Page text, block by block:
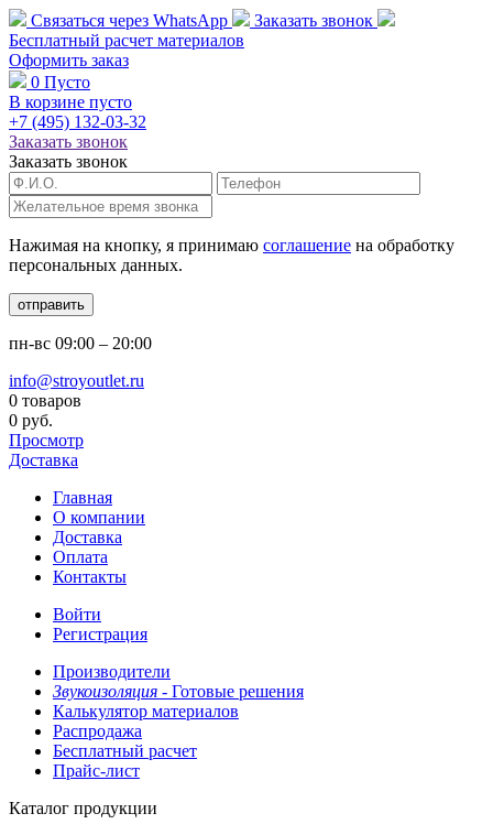
Связаться через WhatsApp
Заказать звонок
Бесплатный расчет материалов
Оформить заказ
0 Пусто
В корзине пусто
+7 (495) 132-03-32
Заказать звонок
Заказать звонок
Нажимая на кнопку, я принимаю соглашение на обработку
персональных данных.
отправить
пн-вс 09:00 – 20:00
info@stroyoutlet.ru
0 товаров
0 руб.
Просмотр
Доставка
Главная
О компании
Доставка
Оплата
Контакты
Войти
Регистрация
Производители
Звукоизоляция - Готовые решения
Калькулятор материалов
Распродажа
Бесплатный расчет
Прайс-лист
Каталог продукции